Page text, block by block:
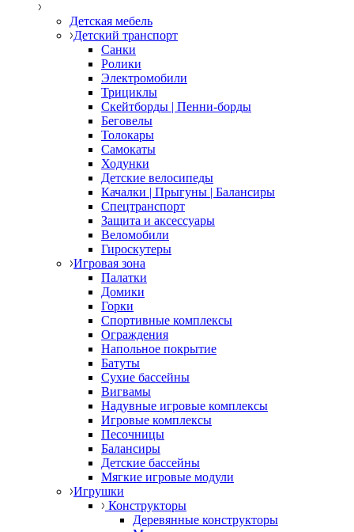
Детская мебель
Детский транспорт
Санки
Ролики
Электромобили
Трициклы
Скейтборды | Пенни-борды
Беговелы
Толокары
Самокаты
Ходунки
Детские велосипеды
Качалки | Прыгуны | Балансиры
Спецтранспорт
Защита и аксессуары
Веломобили
Гироскутеры
Игровая зона
Палатки
Домики
Горки
Спортивные комплексы
Ограждения
Напольное покрытие
Батуты
Сухие бассейны
Вигвамы
Надувные игровые комплексы
Игровые комплексы
Песочницы
Балансиры
Детские бассейны
Мягкие игровые модули
Игрушки
Конструкторы
Деревянные конструкторы